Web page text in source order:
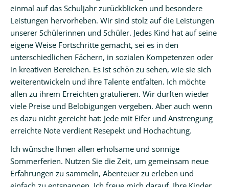
Schulwegeplan
Kontakt
einmal auf das Schuljahr zurückblicken und besondere
Leistungen hervorheben. Wir sind stolz auf die Leistungen
unserer Schülerinnen und Schüler. Jedes Kind hat auf seine
eigene Weise Fortschritte gemacht, sei es in den
unterschiedlichen Fächern, in sozialen Kompetenzen oder
in kreativen Bereichen. Es ist schön zu sehen, wie sie sich
weiterentwickeln und ihre Talente entfalten. Ich möchte
allen zu ihrem Erreichten gratulieren. Wir durften wieder
viele Preise und Belobigungen vergeben. Aber auch wenn
es dazu nicht gereicht hat: Jede mit Eifer und Anstrengung
erreichte Note verdient Resepekt und Hochachtung.
Ich wünsche Ihnen allen erholsame und sonnige
Sommerferien. Nutzen Sie die Zeit, um gemeinsam neue
Erfahrungen zu sammeln, Abenteuer zu erleben und